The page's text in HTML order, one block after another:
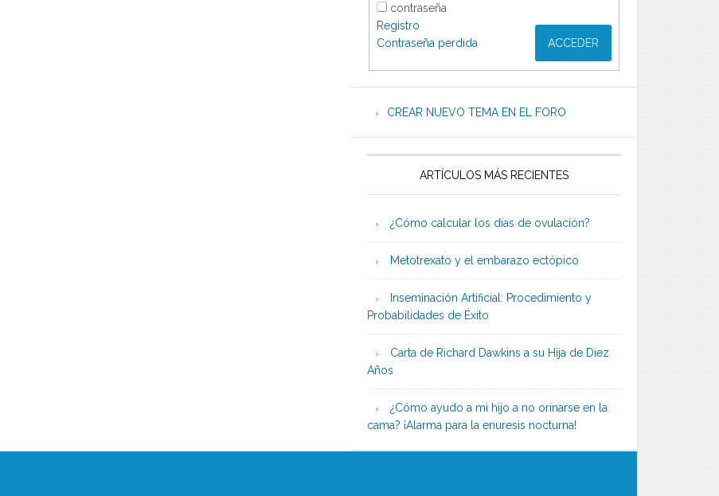
contraseña
ACCEDER
Registro
Contraseña perdida
CREAR NUEVO TEMA EN EL FORO
ARTÍCULOS MÁS RECIENTES
¿Cómo calcular los días de ovulación?
Metotrexato y el embarazo ectópico
Inseminación Artificial: Procedimiento y
Probabilidades de Éxito
Carta de Richard Dawkins a su Hija de Diez
Años
¿Cómo ayudo a mi hijo a no orinarse en la
cama? ¡Alarma para la enuresis nocturna!